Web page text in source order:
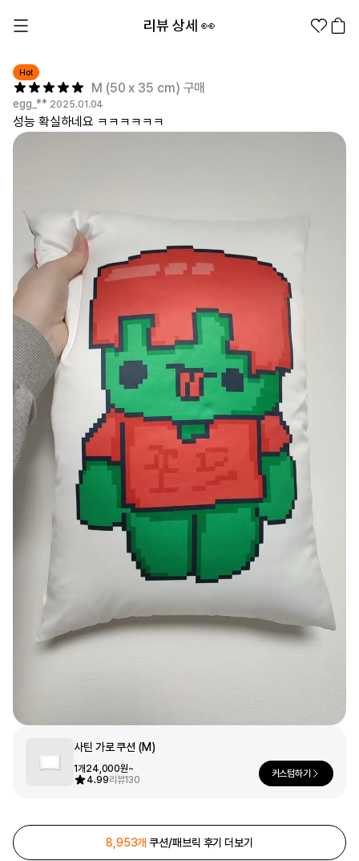
Hot
M (50 x 35 cm) 구매
egg_** 2025.01.04
성능 확실하네요 ㅋㅋㅋㅋㅋㅋ
사틴 가로 쿠션 (M)
1개 24,000원~
4.99리뷰130
커스텀하기
8,953개쿠션/패브릭 후기 더보기
리뷰 상세 👀
의류
패션잡화
팬굿즈
스티커
지류
문구/오피스
스마트폰
리빙
디지털 가전
1:1 문의
마플 서비스 소개
1분컷 티셔츠
맨투맨 후드
집업
핫피/로브
색상
가격대
2만원 ~ 3만원
3만원 ~
소매타입
긴소매